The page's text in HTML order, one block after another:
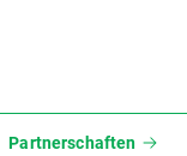
Partnerschaften